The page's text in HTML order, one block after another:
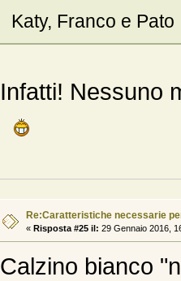
Katy, Franco e Pato
Infatti! Nessuno
Re:Caratteristiche necessarie
« Risposta #25 il: 29 Gennaio 2016,
Calzino bianco